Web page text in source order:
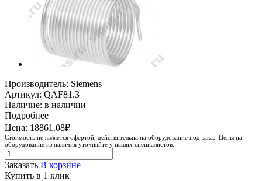
Производитель: Siemens
Артикул: QAF81.3
Наличие: в наличии
Подробнее
Цена: 18861.08₽
Стоимость не является офертой, действительна на оборудование под заказ. Цены на
оборудование из наличия уточняйте у наших специалистов.
Заказать В корзине
Купить в 1 клик